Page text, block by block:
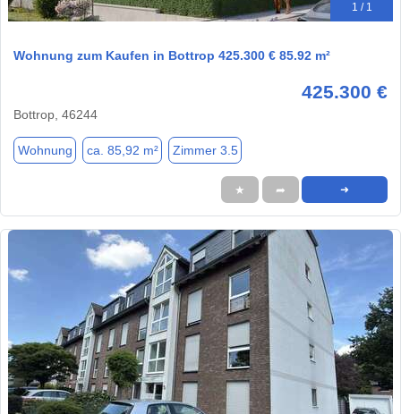
1 / 1
Wohnung zum Kaufen in Bottrop 425.300 € 85.92 m²
425.300 €
Bottrop, 46244
Wohnung ca. 85,92 m² Zimmer 3.5
★ ➦ ➜